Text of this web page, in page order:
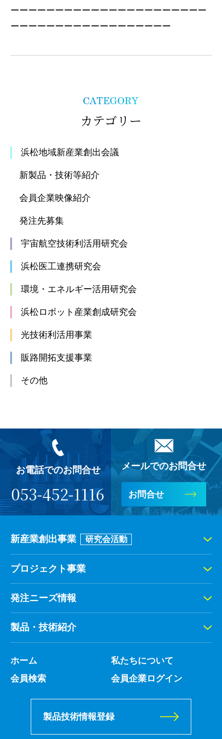
カテゴリー
浜松地域新産業創出会議
新製品・技術等紹介
会員企業映像紹介
発注先募集
宇宙航空技術利活用研究会
浜松医工連携研究会
環境・エネルギー活用研究会
浜松ロボット産業創成研究会
光技術利活用事業
販路開拓支援事業
その他
ーーーーーーーーーーーーーーーーーーーーーー
ーーーーーーーーーーーーーーーーーー
お電話でのお問合せ
053-452-1116
メールでのお問合せ
お問合せ
新産業創出事業 研究会活動
プロジェクト事業
発注ニーズ情報
製品・技術紹介
ホーム
私たちについて
会員検索
会員企業ログイン
製品技術情報登録